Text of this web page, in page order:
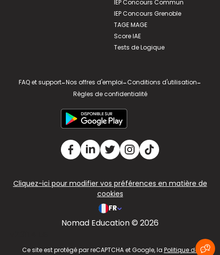
IEP Concours Commun
IEP Concours Grenoble
TAGE MAGE
Score IAE
Tests de Logique
FAQ et support-Nos offres d'emploi-Conditions d'utilisation-
Règles de confidentialité
Cliquez-ici pour modifier vos préférences en matière de
cookies
FR
Nomad Education © 2026
Ce site est protégé par reCAPTCHA et Google, la Politique de